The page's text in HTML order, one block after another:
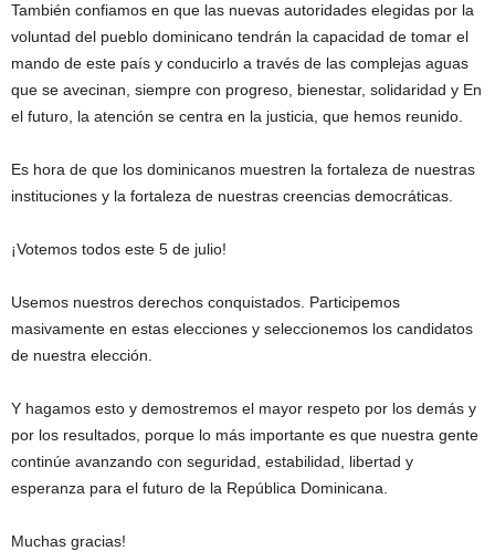
También confiamos en que las nuevas autoridades elegidas por la
voluntad del pueblo dominicano tendrán la capacidad de tomar el
mando de este país y conducirlo a través de las complejas aguas
que se avecinan, siempre con progreso, bienestar, solidaridad y En
el futuro, la atención se centra en la justicia, que hemos reunido.
Es hora de que los dominicanos muestren la fortaleza de nuestras
instituciones y la fortaleza de nuestras creencias democráticas.
¡Votemos todos este 5 de julio!
Usemos nuestros derechos conquistados. Participemos
masivamente en estas elecciones y seleccionemos los candidatos
de nuestra elección.
Y hagamos esto y demostremos el mayor respeto por los demás y
por los resultados, porque lo más importante es que nuestra gente
continúe avanzando con seguridad, estabilidad, libertad y
esperanza para el futuro de la República Dominicana.
Muchas gracias!